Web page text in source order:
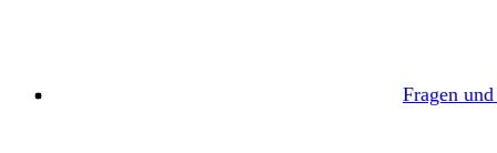
Fragen